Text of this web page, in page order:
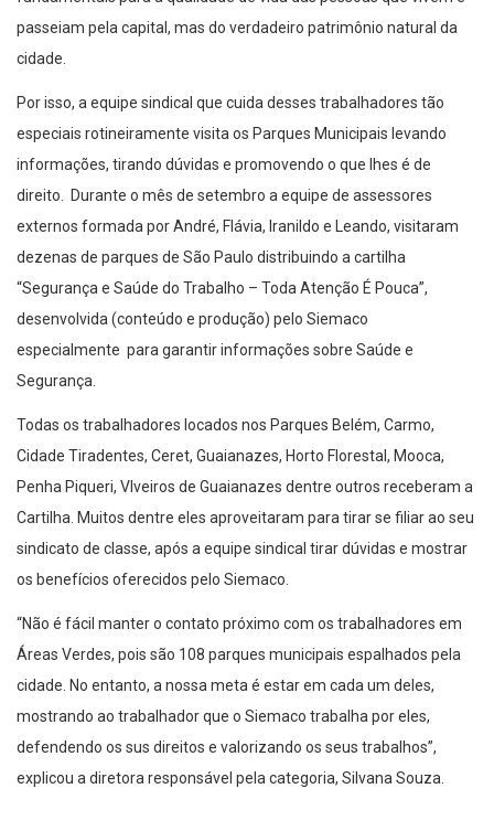
passeiam pela capital, mas do verdadeiro patrimônio natural da
cidade.
Por isso, a equipe sindical que cuida desses trabalhadores tão
especiais rotineiramente visita os Parques Municipais levando
informações, tirando dúvidas e promovendo o que lhes é de
direito. Durante o mês de setembro a equipe de assessores
externos formada por André, Flávia, Iranildo e Leando, visitaram
dezenas de parques de São Paulo distribuindo a cartilha
“Segurança e Saúde do Trabalho – Toda Atenção É Pouca”,
desenvolvida (conteúdo e produção) pelo Siemaco
especialmente para garantir informações sobre Saúde e
Segurança.
Todas os trabalhadores locados nos Parques Belém, Carmo,
Cidade Tiradentes, Ceret, Guaianazes, Horto Florestal, Mooca,
Penha Piqueri, VIveiros de Guaianazes dentre outros receberam a
Cartilha. Muitos dentre eles aproveitaram para tirar se filiar ao seu
sindicato de classe, após a equipe sindical tirar dúvidas e mostrar
os benefícios oferecidos pelo Siemaco.
“Não é fácil manter o contato próximo com os trabalhadores em
Áreas Verdes, pois são 108 parques municipais espalhados pela
cidade. No entanto, a nossa meta é estar em cada um deles,
mostrando ao trabalhador que o Siemaco trabalha por eles,
defendendo os sus direitos e valorizando os seus trabalhos”,
explicou a diretora responsável pela categoria, Silvana Souza.